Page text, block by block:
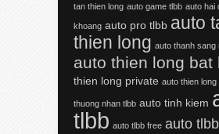
tan thien long auto game tlbb auto hai
khoang auto pro tlbb auto
thien long auto thanh sang
auto thien long bat
thien long private auto thien long
thuong nhan tlbb auto tinh kiem
tlbb auto tlbb free auto